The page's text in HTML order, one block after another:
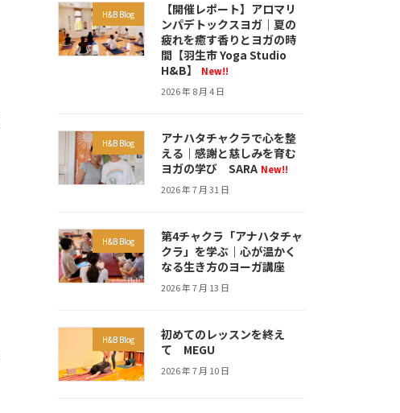
H&B Blog
【開催レポート】アロマリ
ンパデトックスヨガ｜夏の
疲れを癒す香りとヨガの時
間【羽生市 Yoga Studio
H&B】
New!!
2026 年 8 月 4 日
H&B Blog
アナハタチャクラで心を整
える｜感謝と慈しみを育む
ヨガの学び SARA New!!
2026 年 7 月 31 日
H&B Blog
第4チャクラ「アナハタチャ
クラ」を学ぶ｜心が温かく
なる生き方のヨーガ講座
2026 年 7 月 13 日
H&B Blog
初めてのレッスンを終え
て MEGU
2026 年 7 月 10 日